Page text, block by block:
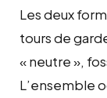
Les deux
tours de
« neutre »,
L’ensemble